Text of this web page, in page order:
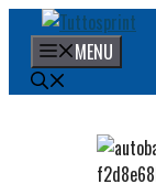
contenuto
MENU